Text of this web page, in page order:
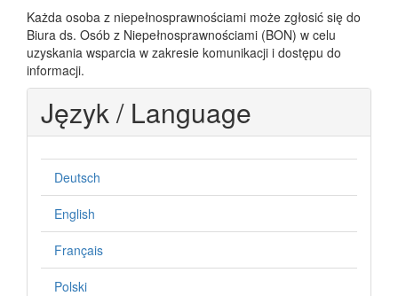
Każda osoba z niepełnosprawnościami może zgłosić się do
Biura ds. Osób z Niepełnosprawnościami (BON) w celu
uzyskania wsparcia w zakresie komunikacji i dostępu do
informacji.
Język / Language
Deutsch
English
Français
Polski